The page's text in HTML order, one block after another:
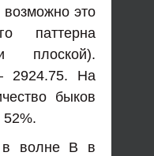
возможно это
паттерна
плоской).
2924.75. На
быков
52%.
в волне В в